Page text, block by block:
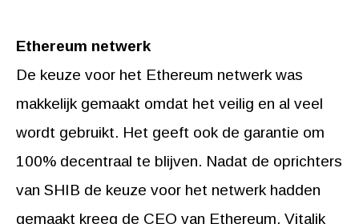
Ethereum netwerk
De keuze voor het Ethereum netwerk was
makkelijk gemaakt omdat het veilig en al veel
wordt gebruikt. Het geeft ook de garantie om
100% decentraal te blijven. Nadat de oprichters
van SHIB de keuze voor het netwerk hadden
gemaakt kreeg de CEO van Ethereum, Vitalik